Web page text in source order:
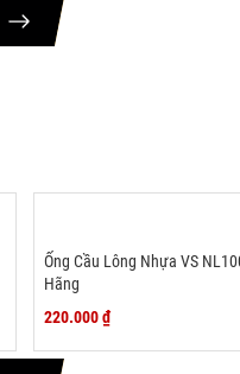
Ống Cầu Lông Nhựa VS
Hãng
220.000 ₫